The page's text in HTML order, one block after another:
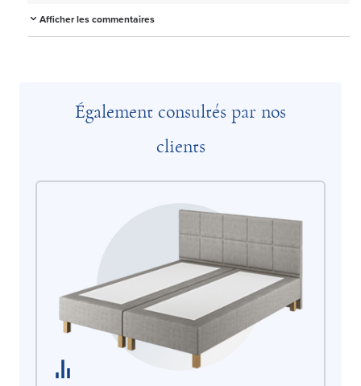
Afficher les commentaires
Également consultés par nos
clients